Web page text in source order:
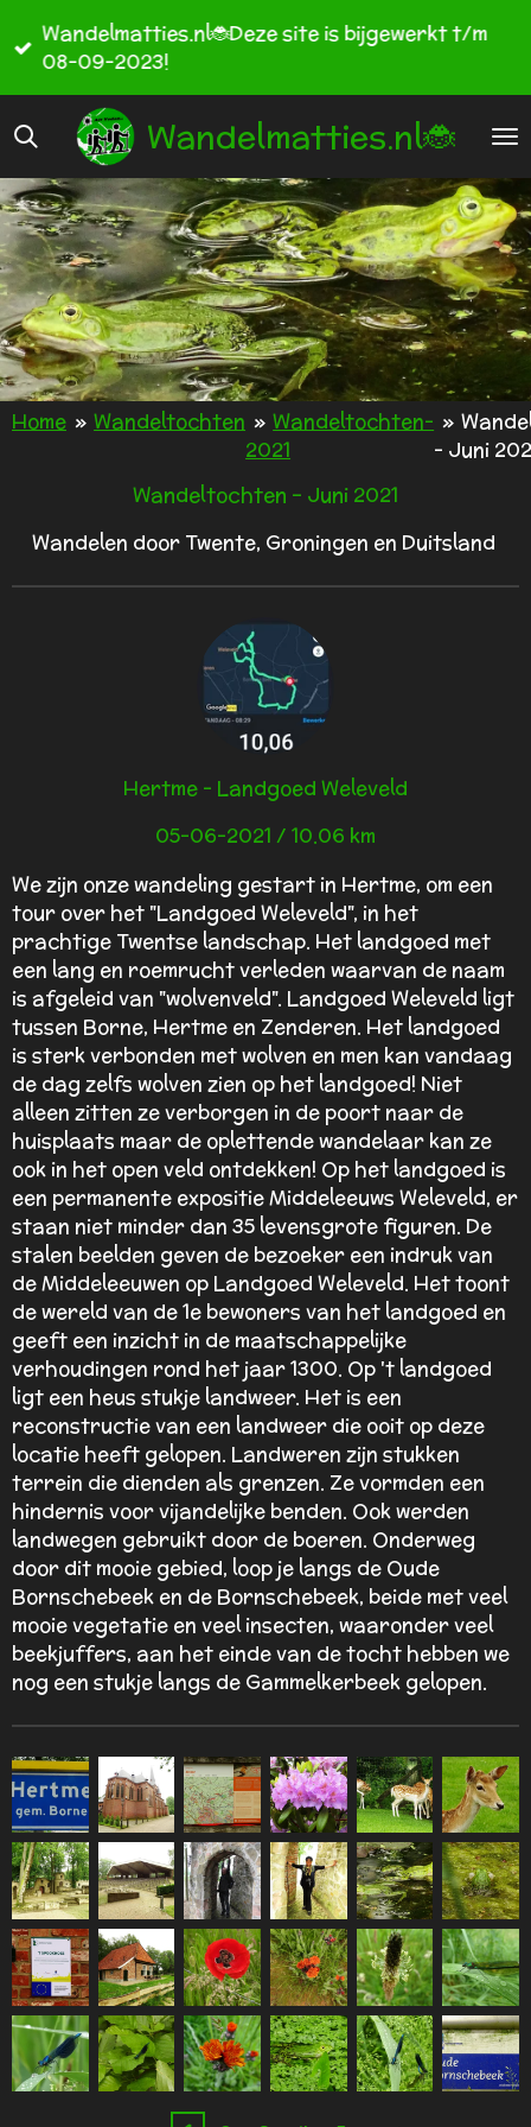
direct
hoofdinhoud
Wandelmatties.nl🐞
Wandelmatties.nl🐞Deze site is bijgewerkt t/m
08-09-2023!
Home » Wandeltochten » Wandeltochten-
2021
»
- Juni
Wandeltochten - Juni 2021
Wandelen door Twente, Groningen en Duitsland
Hertme - Landgoed Weleveld
05-06-2021 / 10.06 km
We zijn onze wandeling gestart in Hertme, om een
tour over het "Landgoed Weleveld", in het
prachtige Twentse landschap. Het landgoed met
een lang en roemrucht verleden waarvan de naam
is afgeleid van "wolvenveld". Landgoed Weleveld ligt
tussen Borne, Hertme en Zenderen. Het landgoed
is sterk verbonden met wolven en men kan vandaag
de dag zelfs wolven zien op het landgoed! Niet
alleen zitten ze verborgen in de poort naar de
huisplaats maar de oplettende wandelaar kan ze
ook in het open veld ontdekken! Op het landgoed is
een permanente expositie Middeleeuws Weleveld, er
staan niet minder dan 35 levensgrote figuren. De
stalen beelden geven de bezoeker een indruk van
de Middeleeuwen op Landgoed Weleveld. Het toont
de wereld van de 1e bewoners van het landgoed en
geeft een inzicht in de maatschappelijke
verhoudingen rond het jaar 1300. Op 't landgoed
ligt een heus stukje landweer. Het is een
reconstructie van een landweer die ooit op deze
locatie heeft gelopen. Landweren zijn stukken
terrein die dienden als grenzen. Ze vormden een
hindernis voor vijandelijke benden. Ook werden
landwegen gebruikt door de boeren. Onderweg
door dit mooie gebied, loop je langs de Oude
Bornschebeek en de Bornschebeek, beide met veel
mooie vegetatie en veel insecten, waaronder veel
beekjuffers, aan het einde van de tocht hebben we
nog een stukje langs de Gammelkerbeek gelopen.